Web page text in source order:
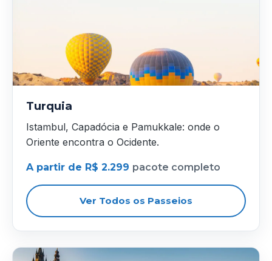
Turquia
Istambul, Capadócia e Pamukkale: onde o
Oriente encontra o Ocidente.
A partir de R$ 2.299 pacote completo
Ver Todos os Passeios